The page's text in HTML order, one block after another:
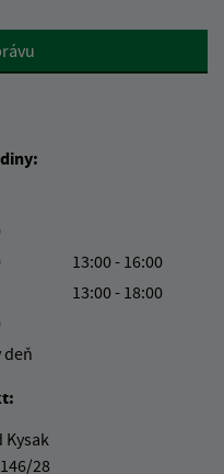
13:00 - 16:00
13:00 - 18:00
deň
Kysak
28